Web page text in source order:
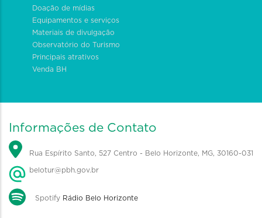
Doação de mídias
Equipamentos e serviços
Materiais de divulgação
Observatório do Turismo
Principais atrativos
Venda BH
Informações de Contato
Rua Espírito Santo, 527 Centro - Belo Horizonte, MG, 30160-031
belotur@pbh.gov.br
Spotify Rádio Belo Horizonte